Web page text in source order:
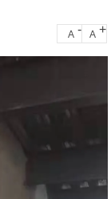
A - A +